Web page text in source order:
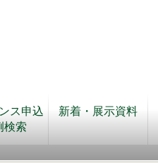
ス申込
検索
新着・展示資料